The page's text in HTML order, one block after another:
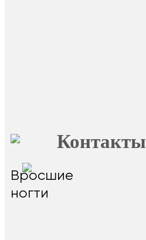
Вросшие
ногти
Контакты
главный офис - г.Иркутск,
ул.Байкальская 236в/1, оф.1
Горячая линия